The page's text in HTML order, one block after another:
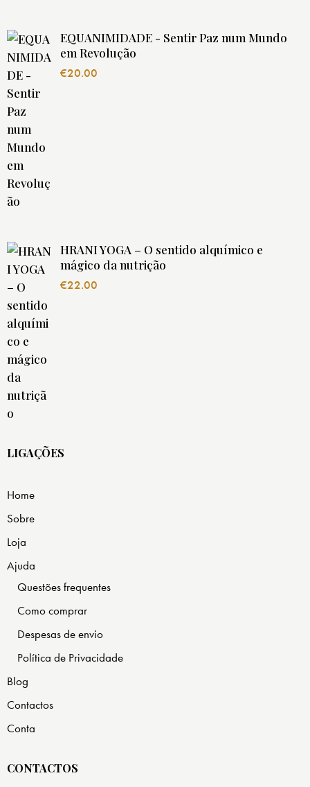
EQUANIMIDADE - Sentir Paz num Mundo
em Revolução
€20.00
HRANI YOGA – O sentido alquímico e
mágico da nutrição
€22.00
LIGAÇÕES
Home
Sobre
Loja
Ajuda
Questões frequentes
Como comprar
Despesas de envio
Política de Privacidade
Blog
Contactos
Conta
CONTACTOS